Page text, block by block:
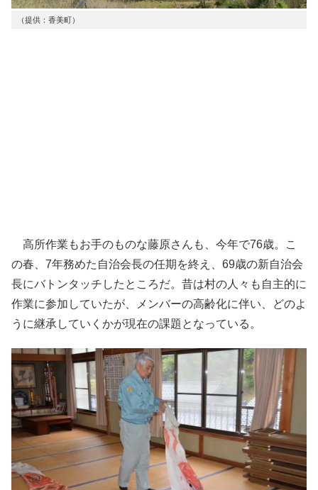
（提供：香美町）
高所作業もお手のものな藤原さんも、今年で76歳。こ
の春、7年務めた自治会長の任期を終え、69歳の新自治会
長にバトンタッチしたところだ。昔は村の人々も自主的に
作業に参加していたが、メンバーの高齢化に伴い、どのよ
うに継承していくかが現在の課題となっている。